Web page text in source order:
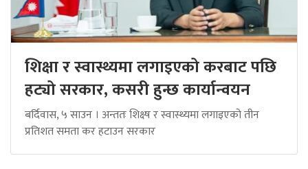
शिक्षा र स्वास्थ्यमा लगाइएको करबाट पछि
हट्यो सरकार, कसरी हुन्छ कार्यान्वयन
बर्दिवास, ५ साउन । अन्ततः शिक्ष्ष र स्वास्थ्यमा लगाइएको तीन
प्रतिशत समता कर हटाउन सरकार